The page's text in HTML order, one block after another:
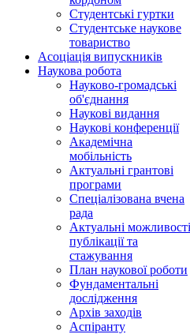
Студентські гуртки
Студентське наукове
товариство
Асоціація випускників
Наукова робота
Науково-громадські
об'єднання
Наукові видання
Наукові конференції
Академічна
мобільність
Актуальні грантові
програми
Спеціалізована вчена
рада
Актуальні можливості
публікації та
стажування
План наукової роботи
Фундаментальні
дослідження
Архів заходів
Аспіранту